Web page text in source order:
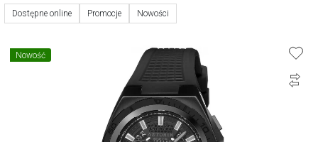
Dostępne online Promocje Nowości
Nowość